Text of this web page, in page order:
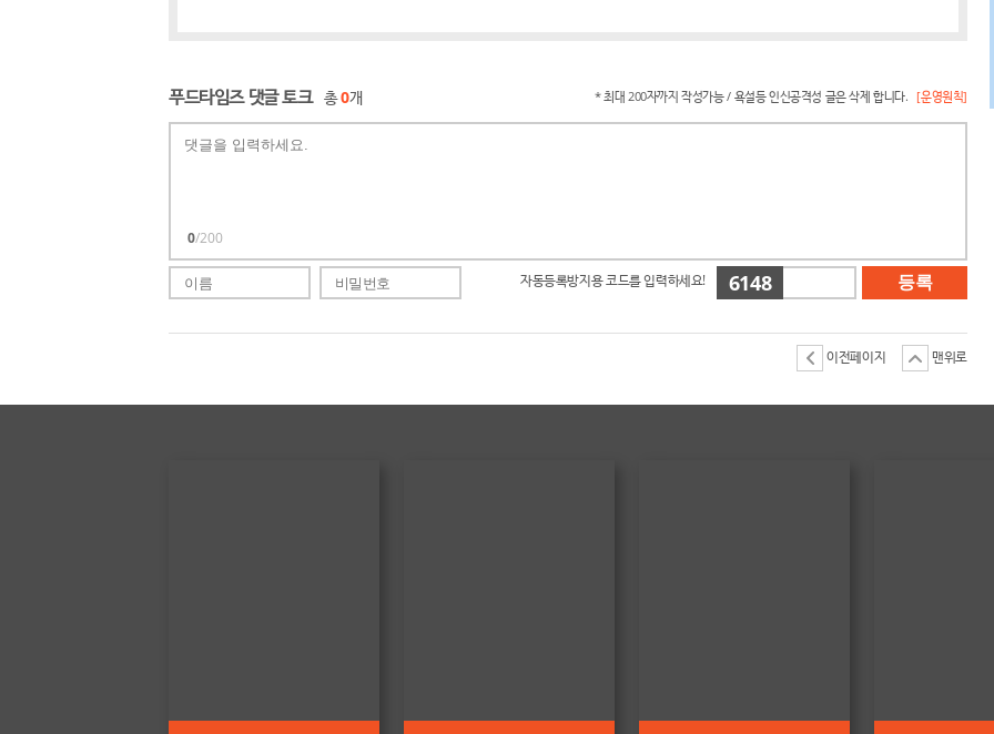
푸드타임즈 댓글 토크 총0개 * 최대 200자까지 작성가능 / 욕설등 인신공격성 글은 삭제 합니다. [운영원칙]
0/200
자동등록방지용 코드를 입력하세요! 6148 등록
이전페이지 맨위로